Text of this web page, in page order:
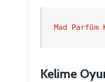
Mad Parfüm
Kelime